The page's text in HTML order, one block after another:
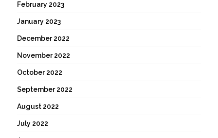
February 2023
January 2023
December 2022
November 2022
October 2022
September 2022
August 2022
July 2022